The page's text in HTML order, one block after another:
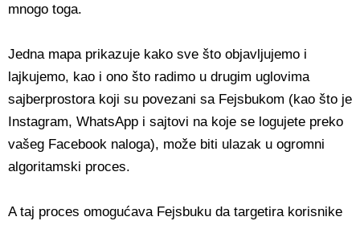
mnogo toga.
Jedna mapa prikazuje kako sve što objavljujemo i
lajkujemo, kao i ono što radimo u drugim uglovima
sajberprostora koji su povezani sa Fejsbukom (kao što je
Instagram, WhatsApp i sajtovi na koje se logujete preko
vašeg Facebook naloga), može biti ulazak u ogromni
algoritamski proces.
A taj proces omogućava Fejsbuku da targetira korisnike